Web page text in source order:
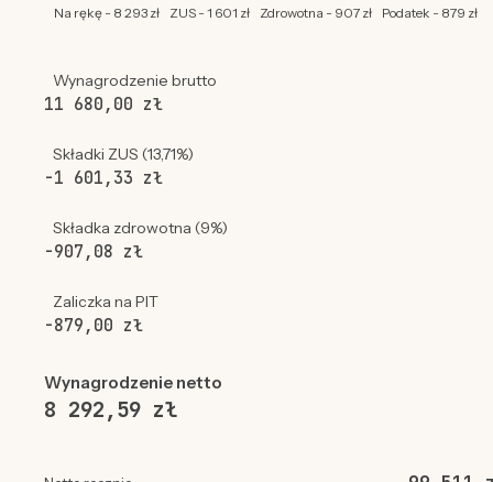
Na rękę - 8 293 zł ZUS - 1 601 zł Zdrowotna - 907 zł Podatek - 879 zł
Wynagrodzenie brutto
11 680,00 zł
Składki ZUS (13,71%)
-1 601,33 zł
Składka zdrowotna (9%)
-907,08 zł
Zaliczka na PIT
-879,00 zł
Wynagrodzenie netto
8 292,59 zł